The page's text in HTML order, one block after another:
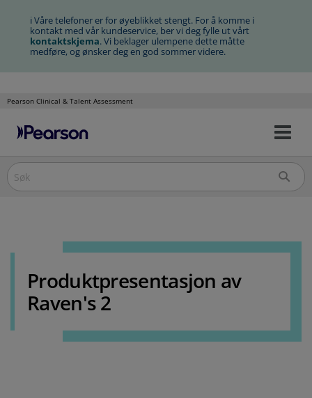
ℹ Våre telefoner er for øyeblikket stengt. For å komme i
kontakt med vår kundeservice, ber vi deg fylle ut vårt
kontaktskjema. Vi beklager ulempene dette måtte
medføre, og ønsker deg en god sommer videre.
Pearson Clinical & Talent Assessment
Hopp
innhold
Produktpresentasjon av
Raven's 2